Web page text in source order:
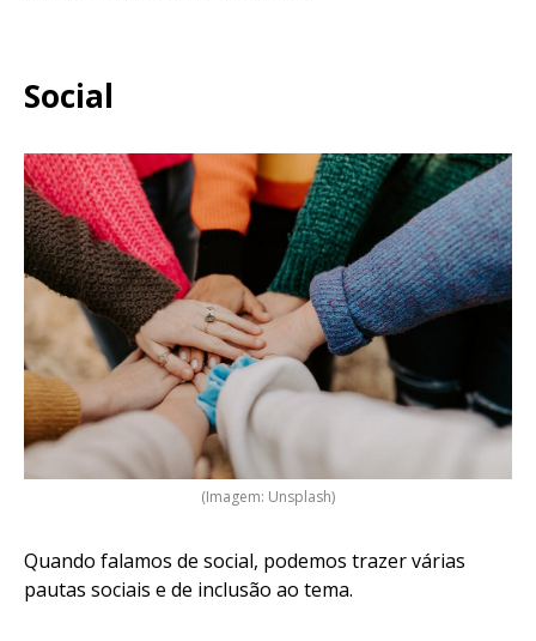
Social
(Imagem: Unsplash)
Quando falamos de social, podemos trazer várias
pautas sociais e de inclusão ao tema.